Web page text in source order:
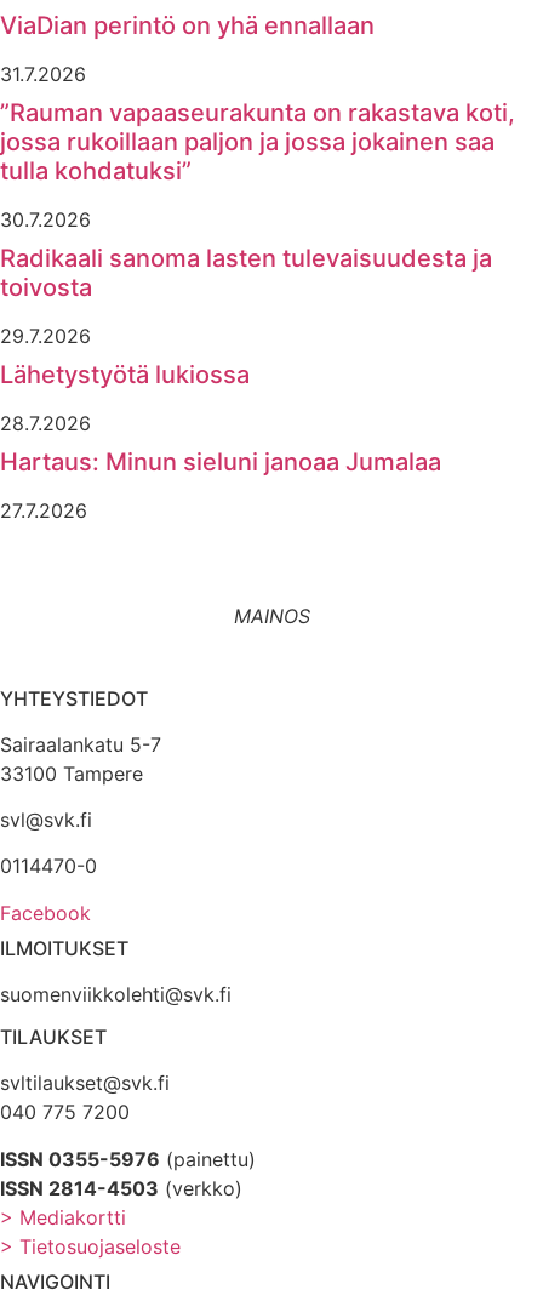
ViaDian perintö on yhä ennallaan
31.7.2026
”Rauman vapaaseurakunta on rakastava koti,
jossa rukoillaan paljon ja jossa jokainen saa
tulla kohdatuksi”
30.7.2026
Radikaali sanoma lasten tulevaisuudesta ja
toivosta
29.7.2026
Lähetystyötä lukiossa
28.7.2026
Hartaus: Minun sieluni janoaa Jumalaa
27.7.2026
MAINOS
YHTEYSTIEDOT
Sairaalankatu 5-7
33100 Tampere
svl@svk.fi
0114470-0
Facebook
ILMOITUKSET
suomenviikkolehti@svk.fi
TILAUKSET
svltilaukset@svk.fi
040 775 7200
ISSN 0355-5976 (painettu)
ISSN 2814-4503 (verkko)
> Mediakortti
> Tietosuojaseloste
NAVIGOINTI